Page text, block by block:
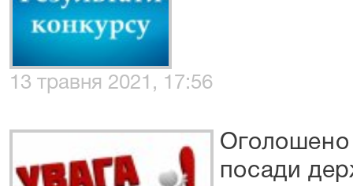
13 травня 2021, 17:56
Оголошено
посади